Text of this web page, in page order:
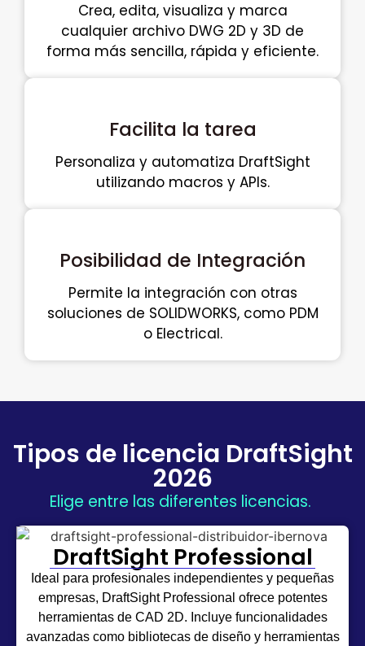
Crea, edita, visualiza y marca
cualquier archivo DWG 2D y 3D de
forma más sencilla, rápida y eficiente.
Facilita la tarea
Personaliza y automatiza DraftSight
utilizando macros y APIs.
Posibilidad de Integración
Permite la integración con otras
soluciones de SOLIDWORKS, como PDM
o Electrical.
Tipos de licencia DraftSight
2026
Elige entre las diferentes licencias.
DraftSight Professional
Ideal para profesionales independientes y pequeñas
empresas, DraftSight Professional ofrece potentes
herramientas de CAD 2D. Incluye funcionalidades
avanzadas como bibliotecas de diseño y herramientas